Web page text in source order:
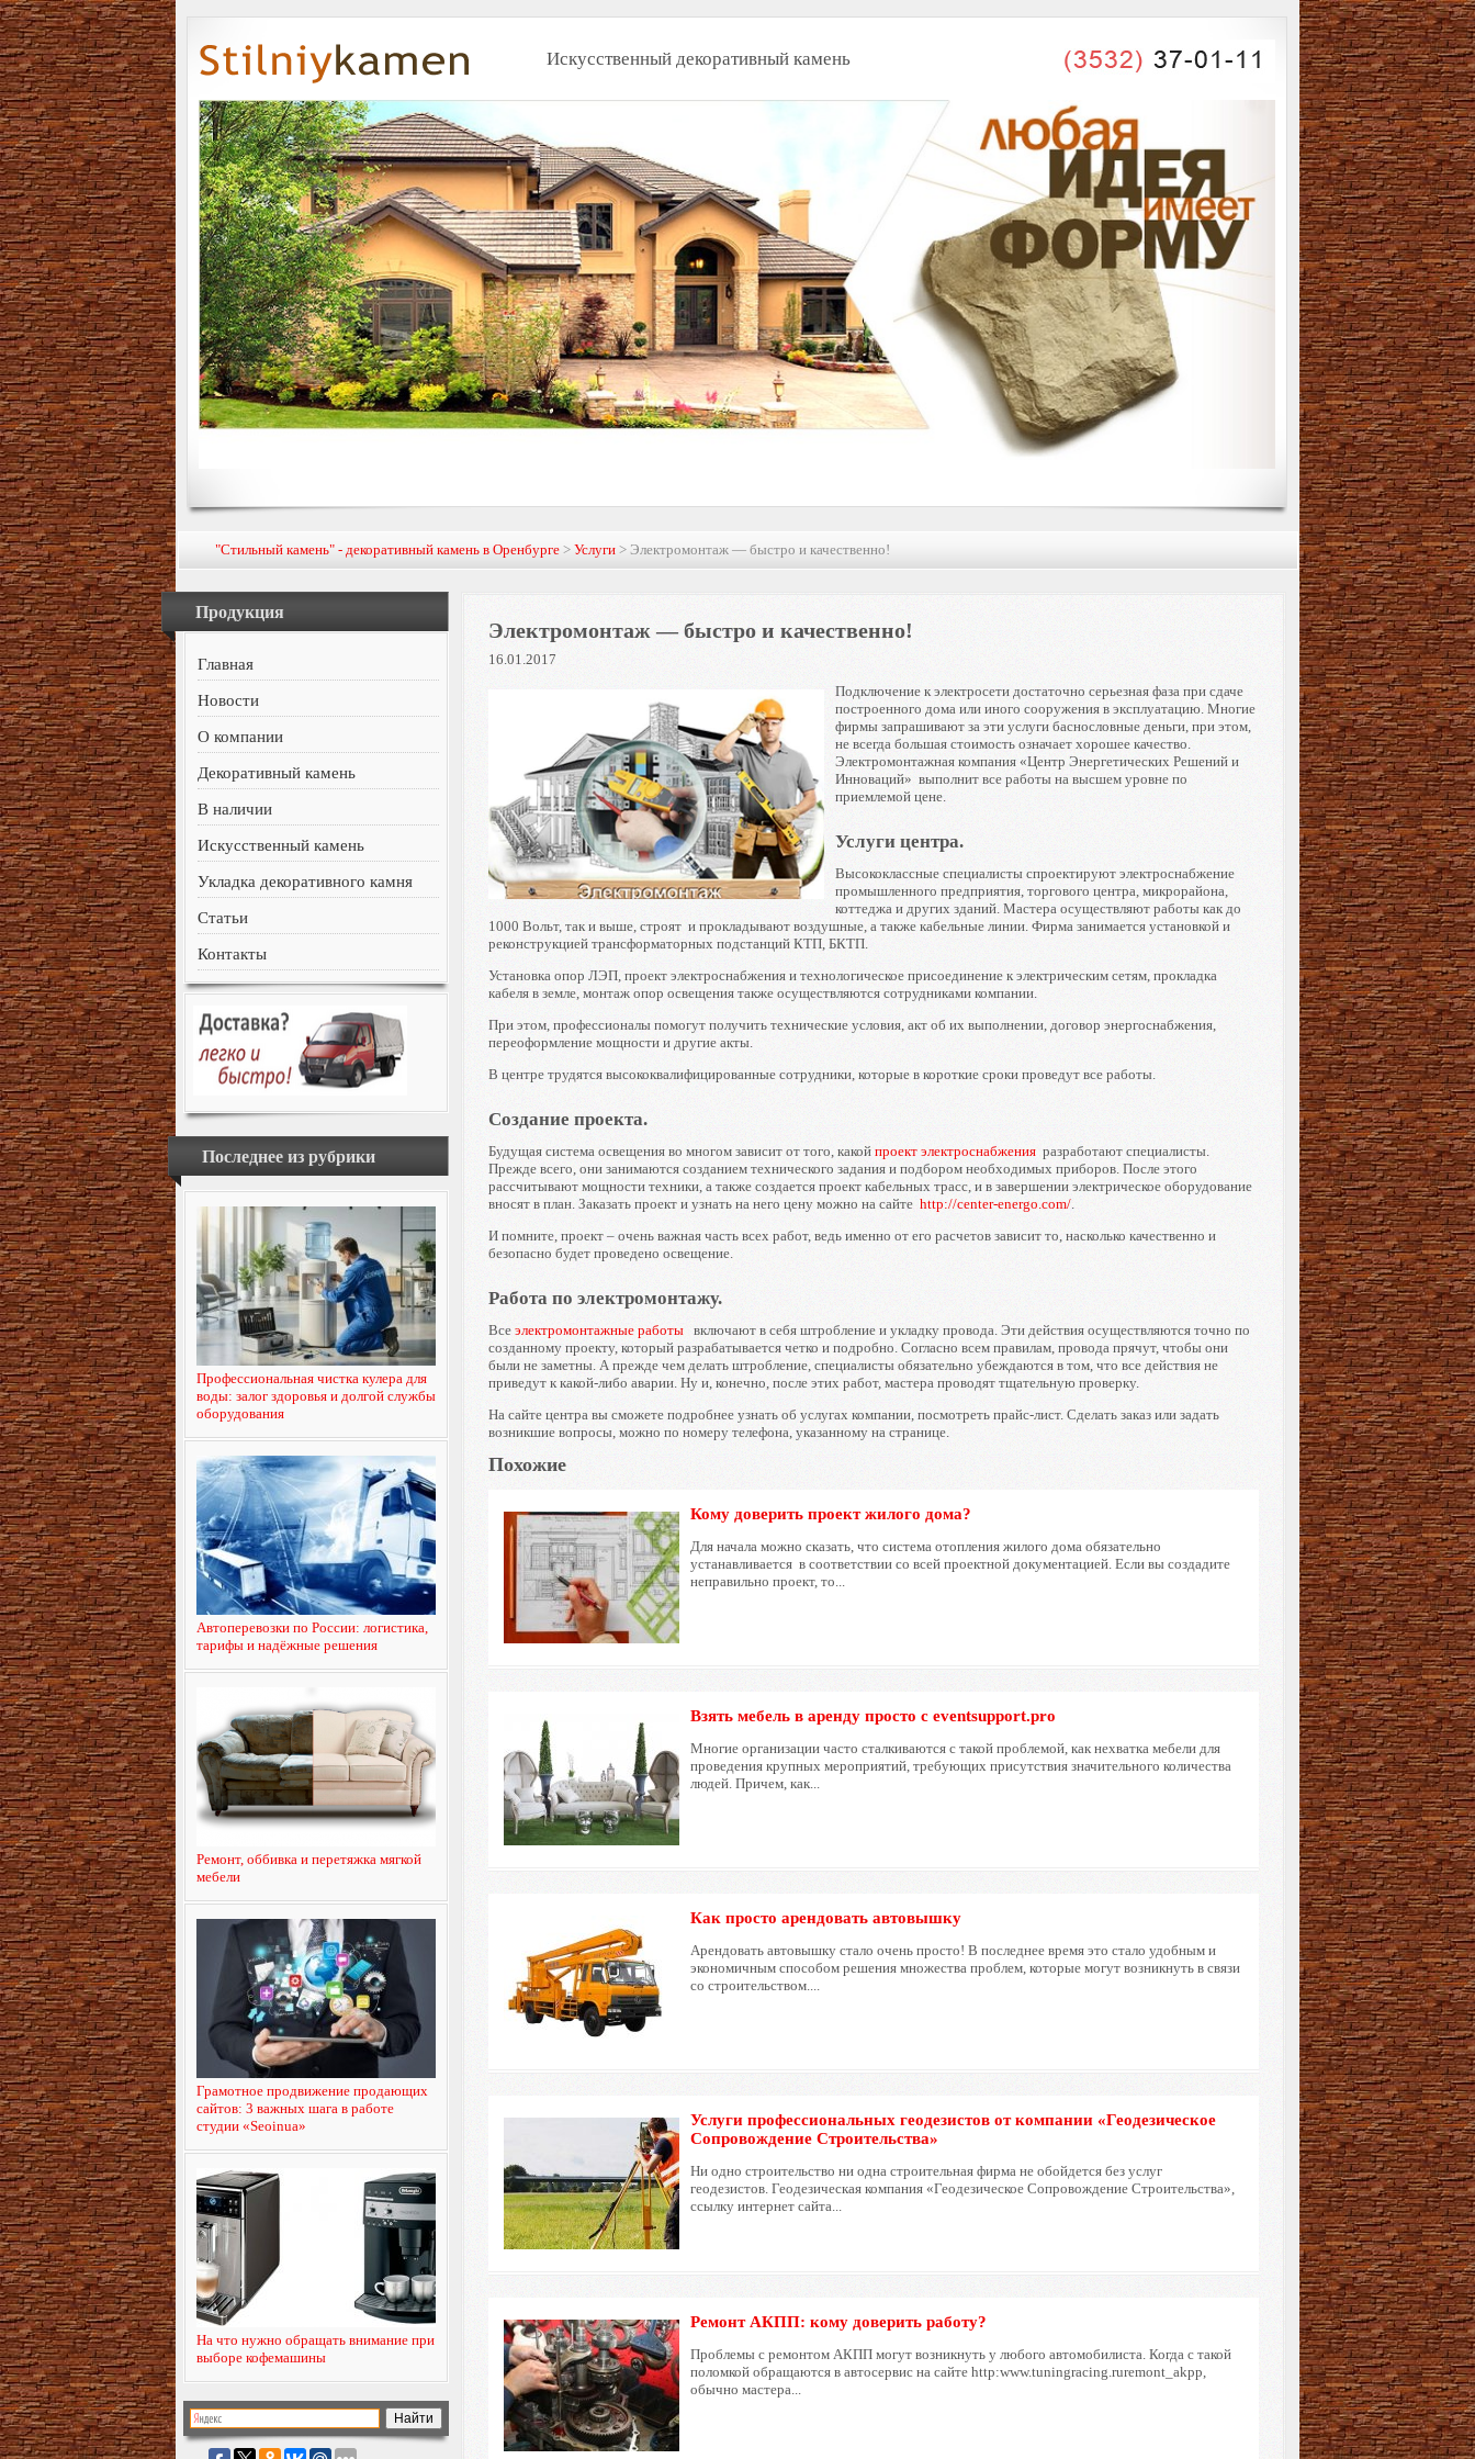
Искусственный декоративный камень
"Стильный камень" - декоративный камень в Оренбурге >Услуги > Электромонтаж — быстро и качественно!
Продукция
Главная
Новости
О компании
Декоративный камень
В наличии
Искусственный камень
Укладка декоративного камня
Статьи
Контакты
Последнее из рубрики
Профессиональная чистка кулера для
воды: залог здоровья и долгой службы
оборудования
Автоперевозки по России: логистика,
тарифы и надёжные решения
Ремонт, оббивка и перетяжка мягкой
мебели
Грамотное продвижение продающих
сайтов: 3 важных шага в работе
студии «Seoinua»
На что нужно обращать внимание при
выборе кофемашины
Электромонтаж — быстро и качественно!
16.01.2017
Подключение к электросети достаточно серьезная фаза при сдаче
построенного дома или иного сооружения в эксплуатацию. Многие
фирмы запрашивают за эти услуги баснословные деньги, при этом,
не всегда большая стоимость означает хорошее качество.
Электромонтажная компания «Центр Энергетических Решений и
Инноваций» выполнит все работы на высшем уровне по
приемлемой цене.
Услуги центра.
Высококлассные специалисты спроектируют электроснабжение
промышленного предприятия, торгового центра, микрорайона,
коттеджа и других зданий. Мастера осуществляют работы как до
1000 Вольт, так и выше, строят и прокладывают воздушные, а также кабельные линии. Фирма занимается установкой и
реконструкцией трансформаторных подстанций КТП, БКТП.
Установка опор ЛЭП, проект электроснабжения и технологическое присоединение к электрическим сетям, прокладка
кабеля в земле, монтаж опор освещения также осуществляются сотрудниками компании.
При этом, профессионалы помогут получить технические условия, акт об их выполнении, договор энергоснабжения,
переоформление мощности и другие акты.
В центре трудятся высококвалифицированные сотрудники, которые в короткие сроки проведут все работы.
Создание проекта.
Будущая система освещения во многом зависит от того, какойпроект электроснабжения разработают специалисты.
Прежде всего, они занимаются созданием технического задания и подбором необходимых приборов. После этого
рассчитывают мощности техники, а также создается проект кабельных трасс, и в завершении электрическое оборудование
вносят в план. Заказать проект и узнать на него цену можно на сайтеhttp://center-energo.com/.
И помните, проект – очень важная часть всех работ, ведь именно от его расчетов зависит то, насколько качественно и
безопасно будет проведено освещение.
Работа по электромонтажу.
Всеэлектромонтажные работы включают в себя штробление и укладку провода. Эти действия осуществляются точно по
созданному проекту, который разрабатывается четко и подробно. Согласно всем правилам, провода прячут, чтобы они
были не заметны. А прежде чем делать штробление, специалисты обязательно убеждаются в том, что все действия не
приведут к какой-либо аварии. Ну и, конечно, после этих работ, мастера проводят тщательную проверку.
На сайте центра вы сможете подробнее узнать об услугах компании, посмотреть прайс-лист. Сделать заказ или задать
возникшие вопросы, можно по номеру телефона, указанному на странице.
Похожие
Кому доверить проект жилого дома?
Для начала можно сказать, что система отопления жилого дома обязательно
устанавливается в соответствии со всей проектной документацией. Если вы создадите
неправильно проект, то...
Взять мебель в аренду просто с eventsupport.pro
Многие организации часто сталкиваются с такой проблемой, как нехватка мебели для
проведения крупных мероприятий, требующих присутствия значительного количества
людей. Причем, как...
Как просто арендовать автовышку
Арендовать автовышку стало очень просто! В последнее время это стало удобным и
экономичным способом решения множества проблем, которые могут возникнуть в связи
со строительством....
Услуги профессиональных геодезистов от компании «Геодезическое
Сопровождение Строительства»
Ни одно строительство ни одна строительная фирма не обойдется без услуг
геодезистов. Геодезическая компания «Геодезическое Сопровождение Строительства»,
ссылку интернет сайта...
Ремонт АКПП: кому доверить работу?
Проблемы с ремонтом АКПП могут возникнуть у любого автомобилиста. Когда с такой
поломкой обращаются в автосервис на сайте http:www.tuningracing.ruremont_akpp,
обычно мастера...